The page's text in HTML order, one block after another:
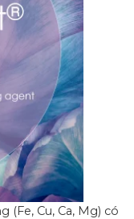
Cu, Ca, Mg) có